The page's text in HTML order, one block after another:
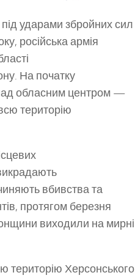
під ударами збройних сил
російська армія
На початку
обласним центром —
територію
вбивства та
протягом березня
виходили на мирні
територію Херсонського